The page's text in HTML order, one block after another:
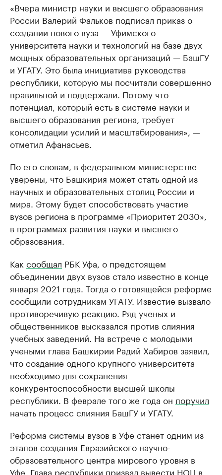
«Вчера министр науки и высшего образования
России Валерий Фальков подписал приказ о
создании нового вуза — Уфимского
университета науки и технологий на базе двух
мощных образовательных организаций — БашГУ
и УГАТУ. Это была инициатива руководства
республики, которую мы посчитали совершенно
правильной и поддержали. Потому что
потенциал, который есть в системе науки и
высшего образования региона, требует
консолидации усилий и масштабирования», —
отметил Афанасьев.
По его словам, в федеральном министерстве
уверены, что Башкирия может стать одной из
научных и образовательных столиц России и
мира. Этому будет способствовать участие
вузов региона в программе «Приоритет 2030»,
в программах развития науки и высшего
образования.
Как сообщал РБК Уфа, о предстоящем
объединении двух вузов стало известно в конце
января 2021 года. Тогда о готовящейся реформе
сообщили сотрудникам УГАТУ. Известие вызвало
противоречивую реакцию. Ряд ученых и
общественников высказался против слияния
учебных заведений. На встрече с молодыми
учеными глава Башкирии Радий Хабиров заявил,
что создание одного крупного университета
необходимо для сохранения
конкурентоспособности высшей школы
республики. В феврале того же года он поручил
начать процесс слияния БашГУ и УГАТУ.
Реформа системы вузов в Уфе станет одним из
этапов создания Евразийского научно-
образовательного центра мирового уровня в
Уфе. Глава республики призвал вывести НОЦ в